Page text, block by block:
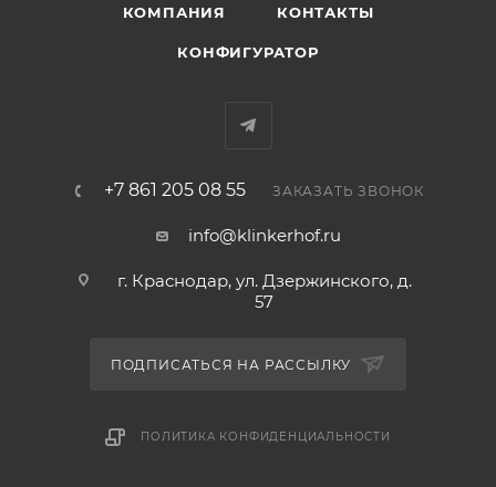
КОМПАНИЯ КОНТАКТЫ
КОНФИГУРАТОР
+7 861 205 08 55 ЗАКАЗАТЬ ЗВОНОК
info@klinkerhof.ru
г. Краснодар, ул. Дзержинского, д.
57
ПОДПИСАТЬСЯ НА РАССЫЛКУ
ПОЛИТИКА КОНФИДЕНЦИАЛЬНОСТИ